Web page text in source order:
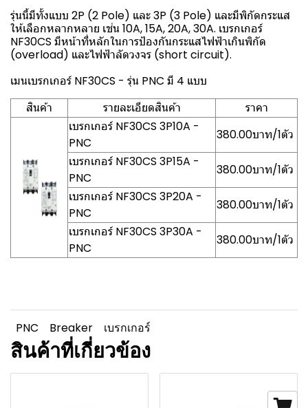
รุ่นนี้มีทั้งแบบ 2P (2 Pole) และ 3P (3 Pole) และมีพิกัดกระแส
ให้เลือกหลากหลาย เช่น 10A, 15A, 20A, 30A. เบรกเกอร์
NF30CS มีหน้าที่หลักในการป้องกันกระแสไฟฟ้าเกินพิกัด
(overload) และไฟฟ้าลัดวงจร (short circuit).
เมนเบรกเกอร์ NF30CS - รุ่น PNC มี 4 แบบ
สินค้า
รายละเอียดสินค้า
ราคา
เบรกเกอร์ NF30CS 3P10A -
PNC
380.00บาท/1ตัว
เบรกเกอร์ NF30CS 3P15A -
PNC
380.00บาท/1ตัว
เบรกเกอร์ NF30CS 3P20A -
PNC
380.00บาท/1ตัว
เบรกเกอร์ NF30CS 3P30A -
PNC
380.00บาท/1ตัว
PNC Breaker เบรกเกอร์
สินค้าที่เกี่ยวข้อง